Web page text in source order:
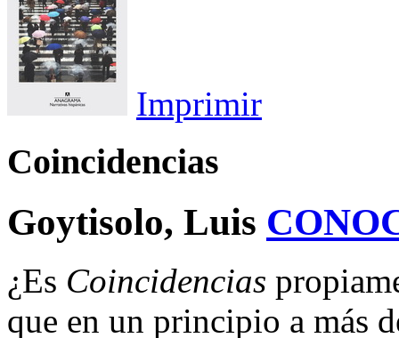
Imprimir
Coincidencias
Goytisolo, Luis
¿Es Coincidencias
que en un principio a más